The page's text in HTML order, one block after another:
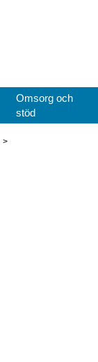
Omsorg och
stöd